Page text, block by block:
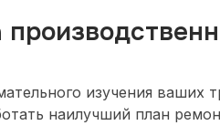
изучения ваших
наилучший план